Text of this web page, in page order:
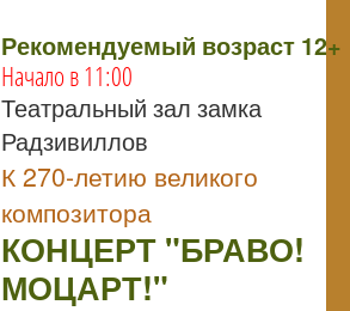
Рекомендуемый возраст 12+
Начало в 11:00
Театральный зал замка
Радзивиллов
К 270-летию великого
композитора
КОНЦЕРТ "БРАВО!
МОЦАРТ!"